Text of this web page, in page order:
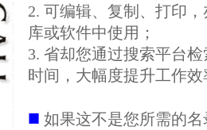
2. 可编辑、复制、打印
库或软件中使用；
3. 省却您通过搜索平台
时间，大幅度提升工作效
■ 如果这不是您所需的